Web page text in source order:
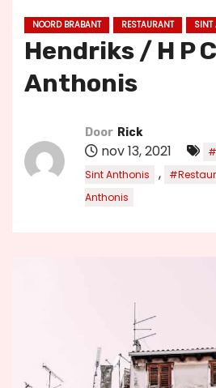
NOORD BRABANT RESTAURANT SINT
Hendriks / H P
Anthonis
Door Rick
nov 13, 2021
Sint Anthonis
,
Anthonis